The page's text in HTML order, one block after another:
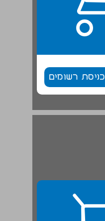
כניסת רשומים